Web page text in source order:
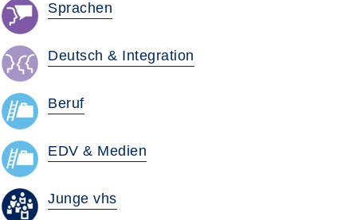
Sprachen
Deutsch & Integration
Beruf
EDV & Medien
Junge vhs